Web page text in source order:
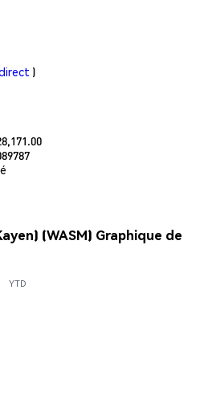
)
(WASM) Graphique de
YTD